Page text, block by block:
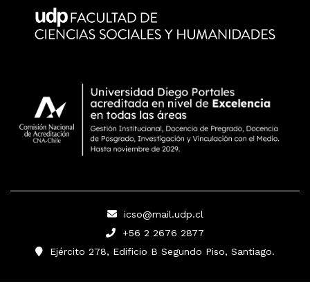
icso@mail.udp.cl
+56 2 2676 2877
Ejército 278, Edificio B Segundo Piso, Santiago.